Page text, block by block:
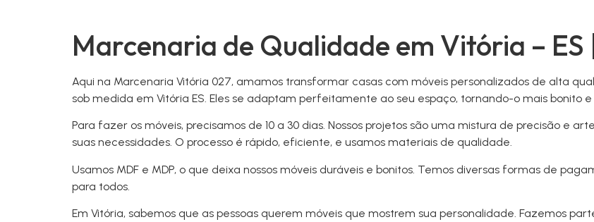
Marcenaria de Qualidade em Vitória – ES
Aqui na Marcenaria Vitória 027, amamos transformar casas com móveis personalizados de alta
sob medida em Vitória ES. Eles se adaptam perfeitamente ao seu espaço, tornando-o mais bonito
Para fazer os móveis, precisamos de 10 a 30 dias. Nossos projetos são uma mistura de precisão e
suas necessidades. O processo é rápido, eficiente, e usamos materiais de qualidade.
Usamos MDF e MDP, o que deixa nossos móveis duráveis e bonitos. Temos diversas formas de
para todos.
Em Vitória, sabemos que as pessoas querem móveis que mostrem sua personalidade. Fazemos